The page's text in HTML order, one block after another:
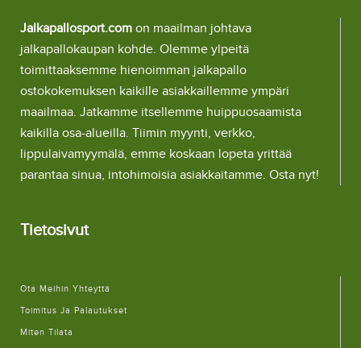
Jalkapallosport.com on maailman johtava
jalkapallokaupan kohde. Olemme ylpeitä
toimittaaksemme hienoimman jalkapallo
ostokokemuksen kaikille asiakkaillemme ympäri
maailmaa. Jatkamme itsellemme huippuosaamista
kaikilla osa-alueilla. Tiimin myynti, verkko,
lippulaivamyymälä, emme koskaan lopeta yrittää
parantaa sinua, intohimoisia asiakkaitamme. Osta nyt!
Tietosivut
Ota Meihin Yhteyttä
Toimitus Ja Palautukset
Miten Tilata